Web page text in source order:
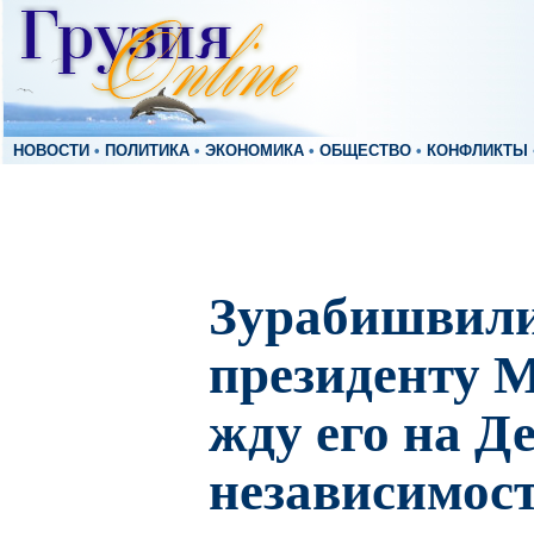
НОВОСТИ • ПОЛИТИКА • ЭКОНОМИКА • ОБЩЕСТВО • КОНФЛИКТЫ
президенту
жду его на